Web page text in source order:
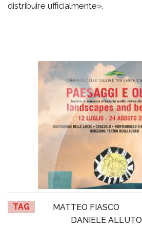
distribuire ufficialmente».
TAG MATTEO FIASCO
DANIELE ALLUTO